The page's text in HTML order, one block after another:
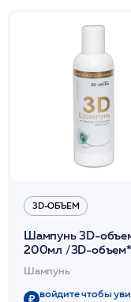
3D-ОБЪЕМ
Шампунь 3D-
200мл /3D-объем*
Шампунь
войдите чтобы